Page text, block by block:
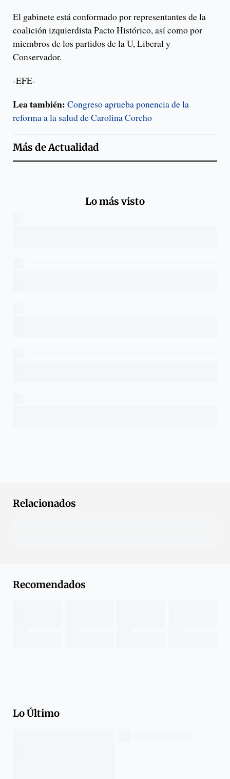
El gabinete está conformado por representantes de la
coalición izquierdista Pacto Histórico, así como por
miembros de los partidos de la U, Liberal y
Conservador.
-EFE-
Lea también: Congreso aprueba ponencia de la
reforma a la salud de Carolina Corcho
Más deActualidad
Lo más visto
Relacionados
Recomendados
Lo Último